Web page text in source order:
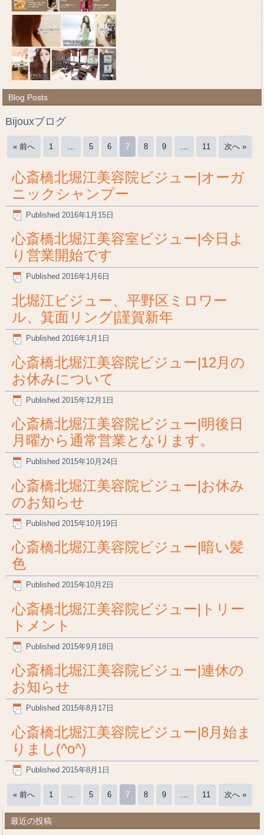
Blog Posts
Bijouxブログ
« 前へ 1 5 6 7 8 9 11 次へ »
心斎橋北堀江美容院ビジュー|オーガ
ニックシャンプー
Published 2016年1月15日
心斎橋北堀江美容室ビジュー|今日よ
り営業開始です
Published 2016年1月6日
北堀江ビジュー、平野区ミロワー
ル、箕面リング|謹賀新年
Published 2016年1月1日
心斎橋北堀江美容院ビジュー|12月の
お休みについて
Published 2015年12月1日
心斎橋北堀江美容院ビジュー|明後日
月曜から通常営業となります。
Published 2015年10月24日
心斎橋北堀江美容院ビジュー|お休み
のお知らせ
Published 2015年10月19日
心斎橋北堀江美容院ビジュー|暗い髪
色
Published 2015年10月2日
心斎橋北堀江美容院ビジュー|トリー
トメント
Published 2015年9月18日
心斎橋北堀江美容院ビジュー|連休の
お知らせ
Published 2015年8月17日
心斎橋北堀江美容院ビジュー|8月始ま
りまし(^o^)
Published 2015年8月1日
« 前へ 1 … 5 6 7 8 9 … 11 次へ »
最近の投稿